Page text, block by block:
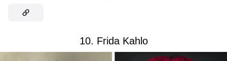
10. Frida Kahlo